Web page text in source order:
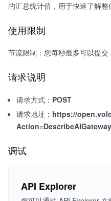
的汇总统计值，用于快速了解整
使用限制
节流限制：您每秒最多可以提交
请求说明
请求方式： POST
请求地址： https://
调试
API Explorer